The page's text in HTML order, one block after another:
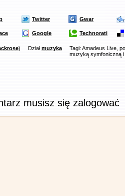
Twitter Gwar
Google Technorati
) Działmuzyka
Tagi: Amadeus Live,
muzyką symfoniczną
musisz się zalogować